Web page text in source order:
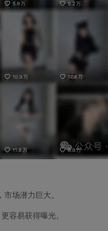
场潜力巨大。
容易获得曝光。